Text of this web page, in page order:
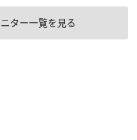
ター一覧を見る